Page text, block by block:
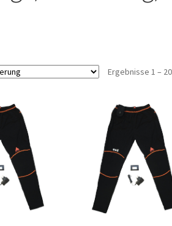
Ergebnisse 1 –